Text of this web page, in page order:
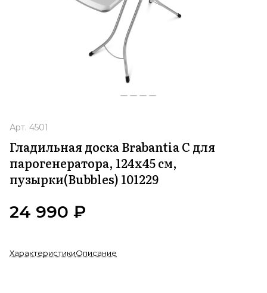
Арт. 4501
Гладильная доска Brabantia C для
парогенератора, 124х45 см,
пузырки(Bubbles) 101229
24 990 ₽
ХарактеристикиОписание